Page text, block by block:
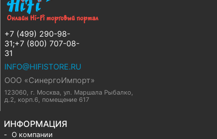
+7 (499) 290-98-
31;+7 (800) 707-08-
31
INFO@HIFISTORE.RU
ООО «СинергоИмпорт»
123060, г. Москва ул. Маршала Рыбалко,
д.2, корп.6, помещение 617
ИНФОРМАЦИЯ
О компании